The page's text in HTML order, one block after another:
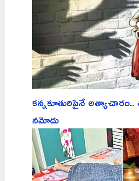
కన్నకూతురిపైనే అత్యాచారం..
నమోదు